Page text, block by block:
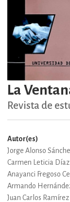
La
Revista de
Autor(es)
Jorge Alonso
Carmen Leticia
Anayanci Fregoso
Armando
Juan Carlos